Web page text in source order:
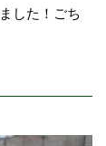
した！ごち